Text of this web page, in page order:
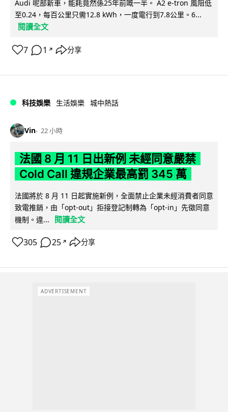
Audi 呢部新車，能耗竟然係25年前嘅一半。 A2 e-tron 風阻低
至0.24，每百公里只需12.8 kWh，一度電行到7.8公里。6...
閱讀全文
7 1 ↗ 分享
科技娛樂 生活娛樂 城中熱話
Vin 22 小時
法國 8 月 11 日出新例 未經同意嚴禁
Cold Call 違規企業最高罰 345 萬
法國將於 8 月 11 日起實施新例，全面禁止企業未經消費者同意
致電推銷，由「opt-out」拒接登記制轉為「opt-in」先徵同意
機制。違...
閱讀全文
305 25 ↗ 分享
ADVERTISEMENT